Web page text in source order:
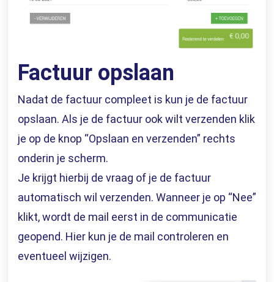
Factuur opslaan
Nadat de factuur compleet is kun je de factuur
opslaan. Als je de factuur ook wilt verzenden klik
je op de knop “Opslaan en verzenden” rechts
onderin je scherm.
Je krijgt hierbij de vraag of je de factuur
automatisch wil verzenden. Wanneer je op “Nee”
klikt, wordt de mail eerst in de communicatie
geopend. Hier kun je de mail controleren en
eventueel wijzigen.